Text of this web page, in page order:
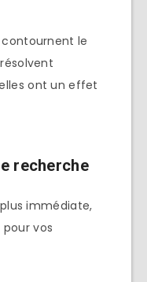
le
ont un effet
recherche
immédiate,
pour vos